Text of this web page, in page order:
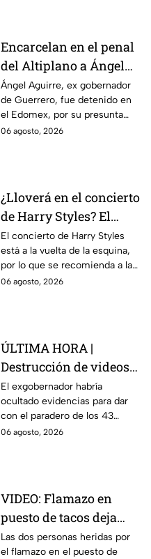
Encarcelan en el penal
del Altiplano a Ángel
Aguirre, ex gobernador
de Guerrero por caso
Ayotzinapa
Ángel Aguirre, ex gobernador
de Guerrero, fue detenido en
el Edomex, por su presunta
participación en la
06 agosto, 2026
¿Lloverá en el concierto
de Harry Styles? El
pronóstico del clima
para este viernes en
CDMX
El concierto de Harry Styles
está a la vuelta de la esquina,
por lo que se recomienda a las
y los fanáticos revisar el clima
06 agosto, 2026
ÚLTIMA HORA |
Destrucción de videos
clave y amenazas a
testigos por parte de
exgobernador Ángel
Aguirre: FGR
El exgobernador habría
ocultado evidencias para dar
con el paradero de los 43
estudiantes desaparecidos de
06 agosto, 2026
VIDEO: Flamazo en
puesto de tacos deja
dos heridos en CDMX
Las dos personas heridas por
el flamazo en el puesto de